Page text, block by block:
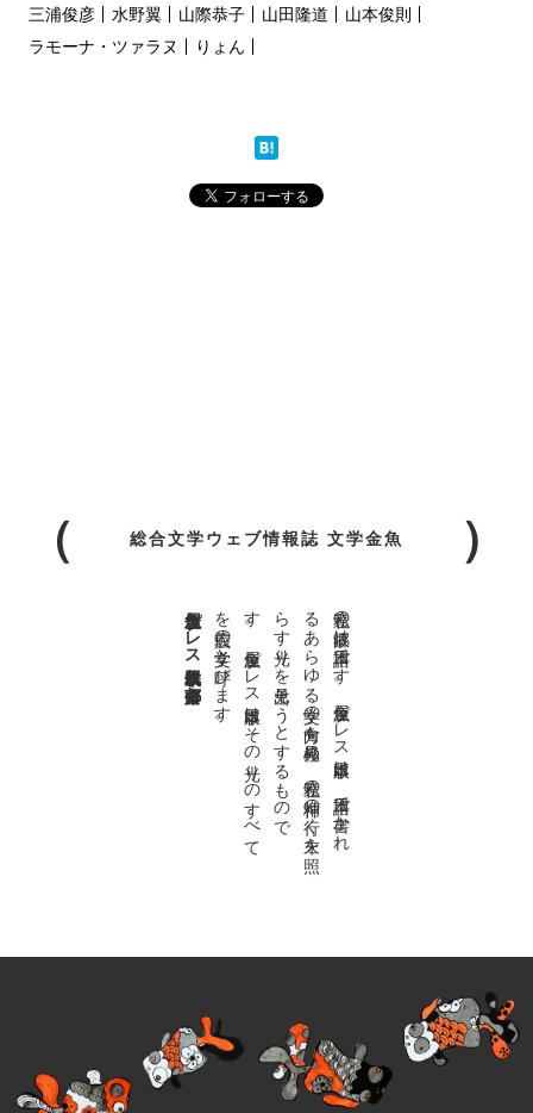
三浦俊彦
水野翼 山際恭子 山田隆道
山本俊則
ラモーナ・ツァラヌ
りょん
総合文学ウェブ情報誌 文学金魚
私達の
故郷は
日本語で
す
。
金魚屋プ
レ
ス
日本版は
、
日本語で
書か
れ
る
あ
ら
ゆ
る
文学の
方向を
見極め
、
私達の
精神の
行く
末を
照
ら
す
光り
を
見出そ
う
と
す
る
も
の
で
す
。
金魚屋プ
レ
ス
日本版は
そ
の
光り
の
す
べ
て
を
広義の
文学と
呼び
ま
す
。
金魚屋プレス日本版代表 齋藤都